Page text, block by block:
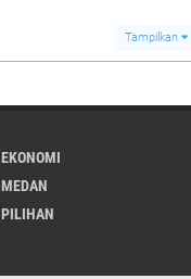
Tampilkan
EKONOMI
MEDAN
PILIHAN